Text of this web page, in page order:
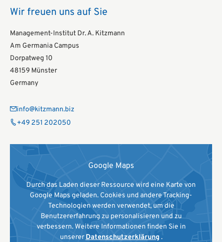
Wir freuen uns auf Sie
Management-Institut Dr. A. Kitzmann
Am Germania Campus
Dorpatweg 10
48159 Münster
Germany
info@kitzmann.biz
+49 251 202050
Google Maps
Durch das Laden dieser Ressource wird eine Karte von
Google Maps geladen. Cookies und andere Tracking-
Technologien werden verwendet, um die
Benutzererfahrung zu personalisieren und zu
verbessern. Weitere Informationen finden Sie in
unserer Datenschutzerklärung .